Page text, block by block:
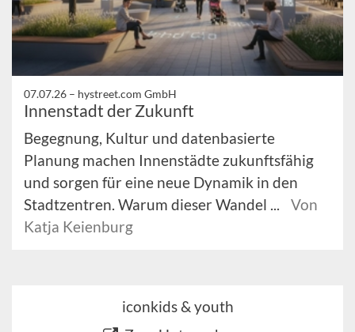
07.07.26 – hystreet.com GmbH
Innenstadt der Zukunft
Begegnung, Kultur und datenbasierte
Planung machen Innenstädte zukunftsfähig
und sorgen für eine neue Dynamik in den
Stadtzentren. Warum dieser Wandel ...
Von
Katja Keienburg
iconkids & youth